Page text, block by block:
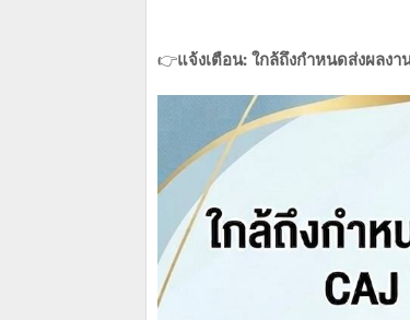
👉แจ้งเตือน: ใกล้ถึงกำหนดส่งผลง